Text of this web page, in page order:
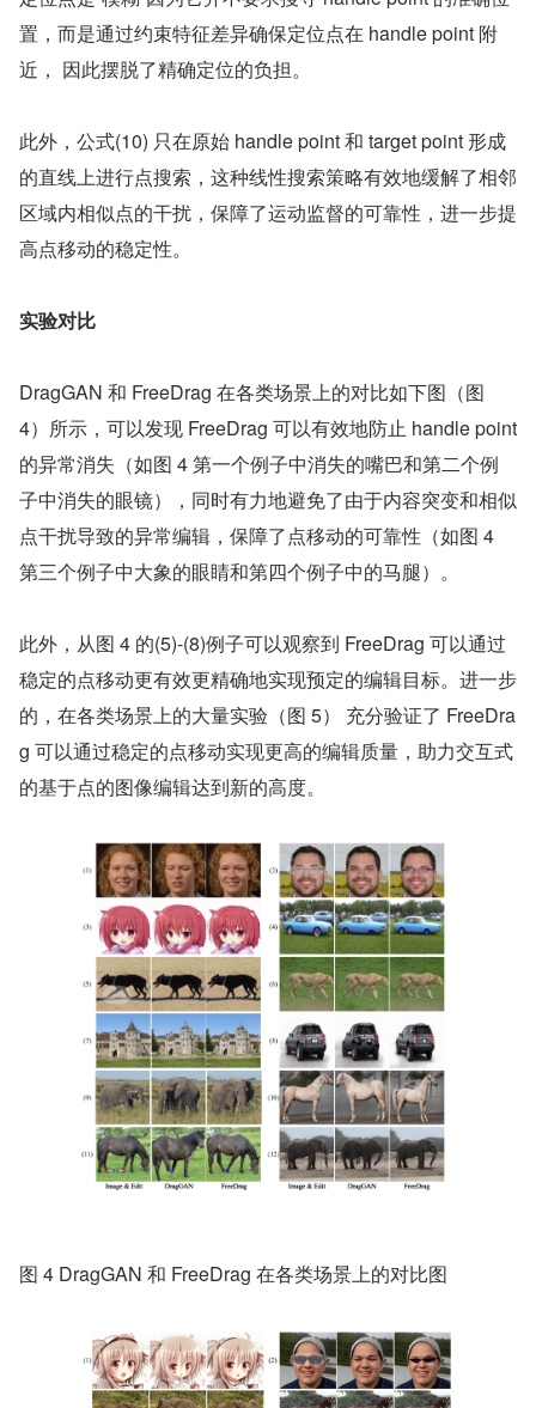
置，而是通过约束特征差异确保定位点在 handle point 附
近， 因此摆脱了精确定位的负担。
此外，公式(10) 只在原始 handle point 和 target point 形成
的直线上进行点搜索，这种线性搜索策略有效地缓解了相邻
区域内相似点的干扰，保障了运动监督的可靠性，进一步提
高点移动的稳定性。
实验对比
DragGAN 和 FreeDrag 在各类场景上的对比如下图（图
4）所示，可以发现 FreeDrag 可以有效地防止 handle point
的异常消失（如图 4 第一个例子中消失的嘴巴和第二个例
子中消失的眼镜），同时有力地避免了由于内容突变和相似
点干扰导致的异常编辑，保障了点移动的可靠性（如图 4
第三个例子中大象的眼睛和第四个例子中的马腿）。
此外，从图 4 的(5)-(8)例子可以观察到 FreeDrag 可以通过
稳定的点移动更有效更精确地实现预定的编辑目标。进一步
的，在各类场景上的大量实验（图 5） 充分验证了 FreeDra
g 可以通过稳定的点移动实现更高的编辑质量，助力交互式
的基于点的图像编辑达到新的高度。
图 4 DragGAN 和 FreeDrag 在各类场景上的对比图